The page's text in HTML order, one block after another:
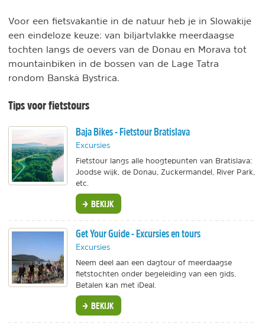
Voor een fietsvakantie in de natuur heb je in Slowakije
een eindeloze keuze: van biljartvlakke meerdaagse
tochten langs de oevers van de Donau en Morava tot
mountainbiken in de bossen van de Lage Tatra
rondom Banská Bystrica.
Tips voor fietstours
Baja Bikes - Fietstour Bratislava
Excursies
Fietstour langs alle hoogtepunten van Bratislava:
Joodse wijk, de Donau, Zuckermandel, River Park,
etc.
BEKIJK
Get Your Guide - Excursies en tours
Excursies
Neem deel aan een dagtour of meerdaagse
fietstochten onder begeleiding van een gids.
Betalen kan met iDeal.
BEKIJK